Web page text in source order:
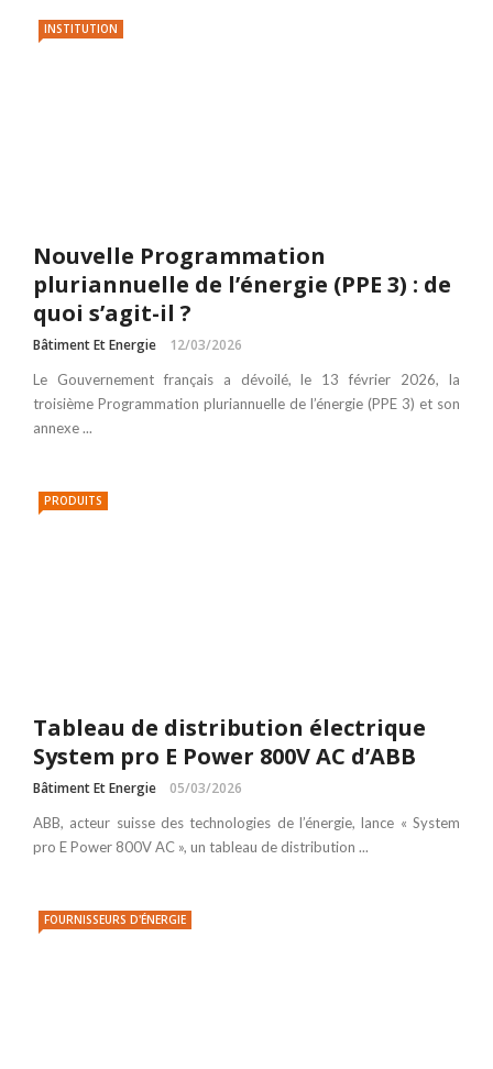
INSTITUTION
Nouvelle Programmation
pluriannuelle de l’énergie (PPE 3) : de
quoi s’agit-il ?
Bâtiment Et Energie 12/03/2026
Le Gouvernement français a dévoilé, le 13 février 2026, la
troisième Programmation pluriannuelle de l’énergie (PPE 3) et son
annexe ...
PRODUITS
Tableau de distribution électrique
System pro E Power 800V AC d’ABB
Bâtiment Et Energie 05/03/2026
ABB, acteur suisse des technologies de l’énergie, lance « System
pro E Power 800V AC », un tableau de distribution ...
FOURNISSEURS D'ÉNERGIE